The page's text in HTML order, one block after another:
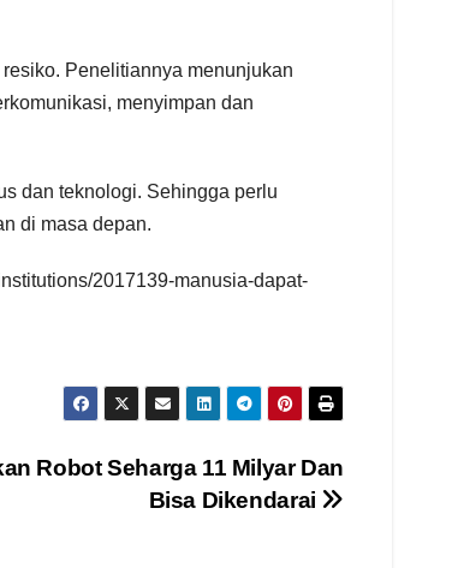
Penelitiannya menunjukan
menyimpan dan
dan teknologi. Sehingga perlu
di masa depan.
2017139-manusia-dapat-
Robot Seharga 11 Milyar Dan
Bisa Dikendarai